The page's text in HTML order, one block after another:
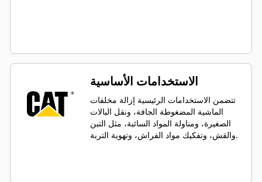
الاستخدامات الأساسية
تتضمن الاستخدامات الرئيسية إزالة مخلفات
الماشية المضغوطة الجافة، ونقل البالات
الصغيرة، ومناولة المواد السائبة، مثل التبن
والقش، وتفكيك مواد الفراش، وتهوية التربة.